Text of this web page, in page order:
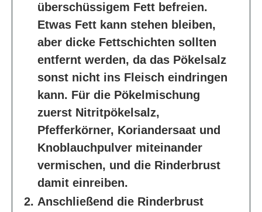
überschüssigem Fett befreien.
Etwas Fett kann stehen bleiben,
aber dicke Fettschichten sollten
entfernt werden, da das Pökelsalz
sonst nicht ins Fleisch eindringen
kann. Für die Pökelmischung
zuerst Nitritpökelsalz,
Pfefferkörner, Koriandersaat und
Knoblauchpulver miteinander
vermischen, und die Rinderbrust
damit einreiben.
Anschließend die Rinderbrust